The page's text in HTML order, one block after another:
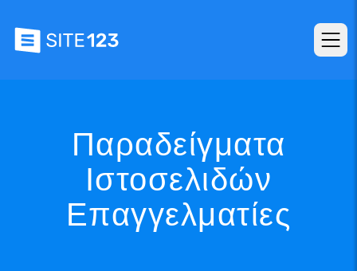
Παραδείγματα
Ιστοσελιδών
Επαγγελματίες